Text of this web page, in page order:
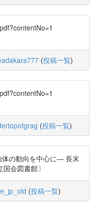
(投稿一覧)
(投稿一覧)
の動向を中心に― 長末
会図書館〕
(投稿一覧)